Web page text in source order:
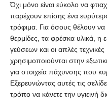
Όχι μόνο είναι εύκολο να
παρέχουν επίσης ένα
τρόφιμα. Για όσους θέλουν να
θερμίδες, τα φρέσκα υλικά, η
γεύσεων και οι απλές
χρησιμοποιούνται στην
για στοιχεία πάχυνσης που
Εξερευνώντας αυτές τις
τρόπο να κάνετε την υγιεινή